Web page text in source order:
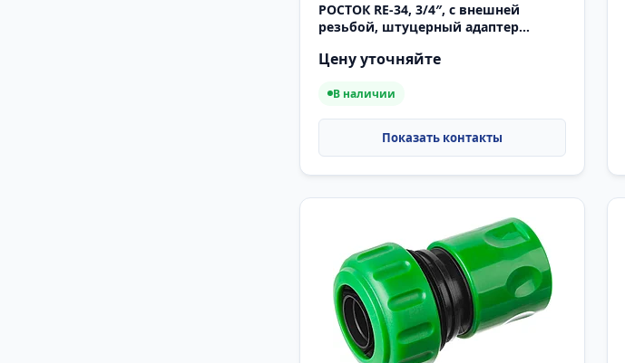
РОСТОК RE-34, 3/4″, с внешней
резьбой, штуцерный адаптер
Цену уточняйте
В наличии